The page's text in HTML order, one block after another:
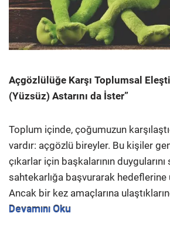
Açgözlülüğe Karşı Toplumsal
(Yüzsüz) Astarını da İster”
Toplum içinde, çoğumuzun
vardır: açgözlü bireyler. Bu kişiler
çıkarlar için başkalarının
sahtekarlığa başvurarak hedeflerine
Ancak bir kez amaçlarına
Devamını Oku